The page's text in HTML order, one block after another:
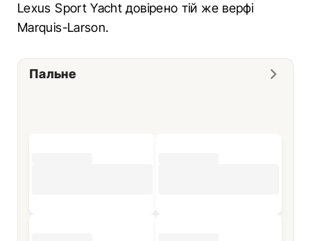
Lexus Sport Yacht довірено тій же верфі
Marquis-Larson.
Пальне